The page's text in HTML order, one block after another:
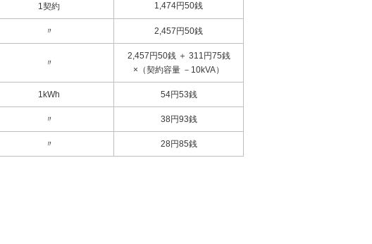
1契約 1,474円50銭
〃 2,457円50銭
〃
2,457円50銭 ＋ 311円75銭
×（契約容量 －10kVA）
1kWh 54円53銭
〃 38円93銭
〃 28円85銭